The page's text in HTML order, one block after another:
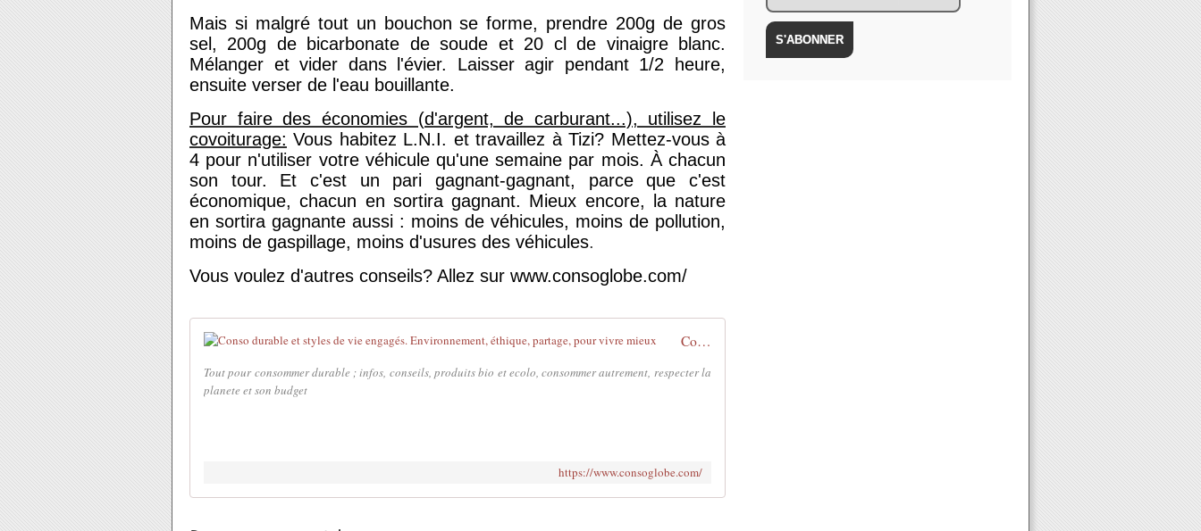
Mais si malgré tout un bouchon se forme, prendre 200g de gros
sel, 200g de bicarbonate de soude et 20 cl de vinaigre blanc.
Mélanger et vider dans l'évier. Laisser agir pendant 1/2 heure,
ensuite verser de l'eau bouillante.
Pour faire des économies (d'argent, de carburant...), utilisez le
covoiturage: Vous habitez L.N.I. et travaillez à Tizi? Mettez-vous à
4 pour n'utiliser votre véhicule qu'une semaine par mois. À chacun
son tour. Et c'est un pari gagnant-gagnant, parce que c'est
économique, chacun en sortira gagnant. Mieux encore, la nature
en sortira gagnante aussi : moins de véhicules, moins de pollution,
moins de gaspillage, moins d'usures des véhicules.
Vous voulez d'autres conseils? Allez sur www.consoglobe.com/
Conso durable et styles de vie engagés. Environnement, éthique, partage, pour vivre mieux
Tout pour consommer durable ; infos, conseils, produits bio et ecolo, consommer autrement, respecter la
planete et son budget
https://www.consoglobe.com/